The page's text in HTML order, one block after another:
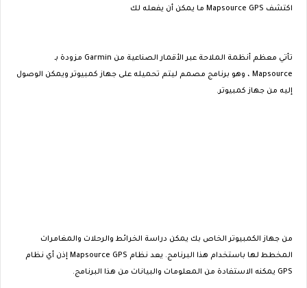
اكتشف Mapsource GPS ما يمكن أن يفعله لك
تأتي معظم أنظمة الملاحة عبر الأقمار الصناعية من Garmin مزودة بـ
Mapsource ، وهو برنامج مصمم ليتم تحميله على جهاز كمبيوتر ويمكن الوصول
إليه من جهاز كمبيوتر.
من جهاز الكمبيوتر الخاص بك يمكن دراسة الخرائط والرحلات والمغامرات
المخطط لها باستخدام هذا البرنامج. يعد نظام Mapsource GPS إذن أي نظام
GPS يمكنه الاستفادة من المعلومات والبيانات من هذا البرنامج.